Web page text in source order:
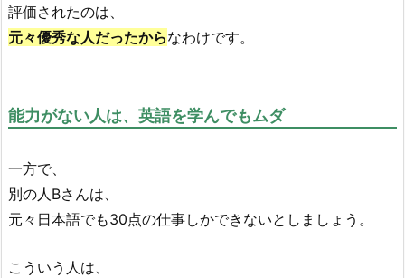
評価されたのは、
元々優秀な人だったからなわけです。
能力がない人は、英語を学んでもムダ
一方で、
別の人Bさんは、
元々日本語でも30点の仕事しかできないとしましょう。
こういう人は、